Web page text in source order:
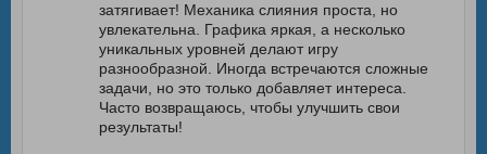
затягивает! Механика слияния проста, но
увлекательна. Графика яркая, а несколько
уникальных уровней делают игру
разнообразной. Иногда встречаются сложные
задачи, но это только добавляет интереса.
Часто возвращаюсь, чтобы улучшить свои
результаты!